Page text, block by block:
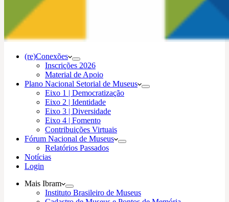
(re)Conexões
Inscrições 2026
Material de Apoio
Plano Nacional Setorial de Museus
Eixo 1 | Democratização
Eixo 2 | Identidade
Eixo 3 | Diversidade
Eixo 4 | Fomento
Contribuições Virtuais
Fórum Nacional de Museus
Relatórios Passados
Notícias
Login
Mais Ibram
Instituto Brasileiro de Museus